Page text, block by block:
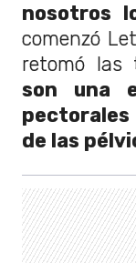
nosotros
comenzó
retomó las
son una
de las